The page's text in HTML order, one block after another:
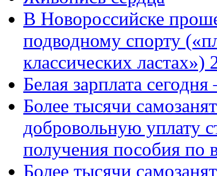
В Новороссийске
подводному спорту
классических ластах»)
Белая зарплата
Более тысячи
добровольную уплату
получения пособия по
Более тысячи